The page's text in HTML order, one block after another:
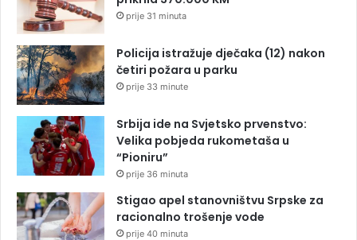
prije 31 minuta
Policija istražuje dječaka (12) nakon
četiri požara u parku
prije 33 minute
Srbija ide na Svjetsko prvenstvo:
Velika pobjeda rukometaša u
“Pioniru”
prije 36 minuta
Stigao apel stanovništvu Srpske za
racionalno trošenje vode
prije 40 minuta